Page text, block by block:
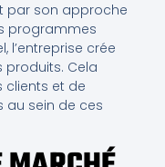
par son approche
programmes
l’entreprise crée
Cela
clients et de
au sein de ces